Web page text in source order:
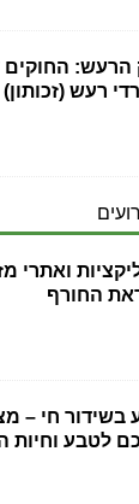
הרעש: החוקים
רעש (זכותון)
ואתרי
החורף
בשידור חי –
לטבע וחיות